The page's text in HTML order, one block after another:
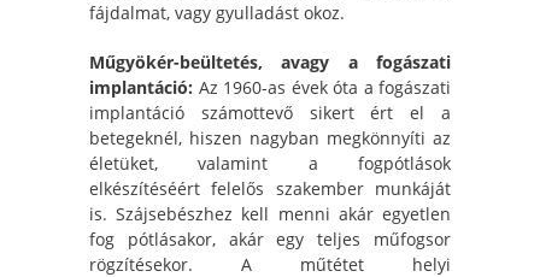
fájdalmat, vagy gyulladást okoz.
Műgyökér-beültetés, avagy a fogászati
implantáció: Az 1960-as évek óta a fogászati
implantáció számottevő sikert ért el a
betegeknél, hiszen nagyban megkönnyíti az
életüket, valamint a fogpótlások
elkészítéséért felelős szakember munkáját
is. Szájsebészhez kell menni akár egyetlen
fog pótlásakor, akár egy teljes műfogsor
rögzítésekor. A műtétet helyi